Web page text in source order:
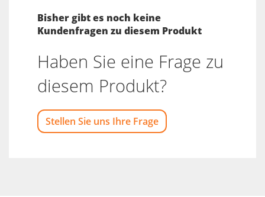
Bisher gibt es noch keine
Kundenfragen zu diesem Produkt
Haben Sie eine Frage zu
diesem Produkt?
Stellen Sie uns Ihre Frage